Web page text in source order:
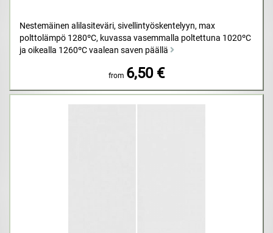
Nestemäinen alilasiteväri, sivellintyöskentelyyn, max
polttolämpö 1280ºC, kuvassa vasemmalla poltettuna 1020ºC
ja oikealla 1260ºC vaalean saven päällä
from 6,50 €